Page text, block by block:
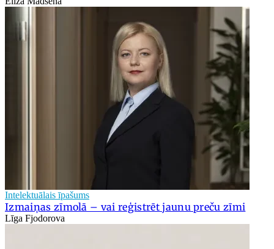
Intelektuālais īpašums
Izmaiņas zīmolā – vai reģistrēt jaunu preču zīmi
Līga Fjodorova